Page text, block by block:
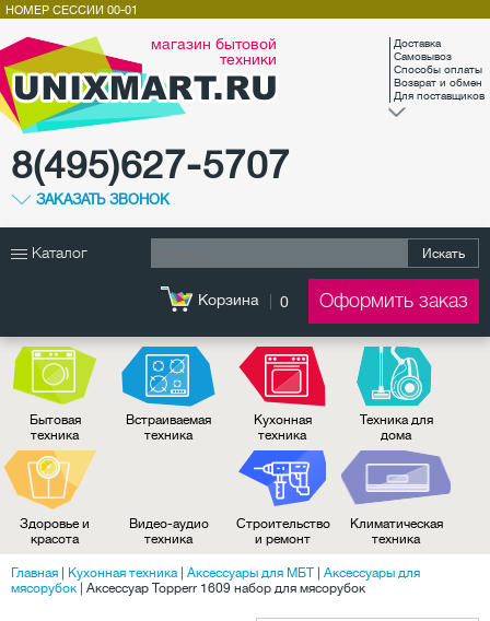
магазин бытовой
техники
8(495)627-5707
ЗАКАЗАТЬ ЗВОНОК
Доставка
Самовывоз
Способы оплаты
Возврат и обмен
Для поставщиков
НОМЕР СЕССИИ 00-01
Каталог Искать
Корзина 0 Оформить заказ
Бытовая
техника
Встраиваемая
техника
Кухонная
техника
Техника для
дома
Здоровье и
красота
Видео-аудио
техника
Строительство
и ремонт
Климатическая
техника
Главная Кухонная техника| Аксессуары для МБТ
Аксессуары для
мясорубок
Аксессуар Topperr 1609 набор для мясорубок